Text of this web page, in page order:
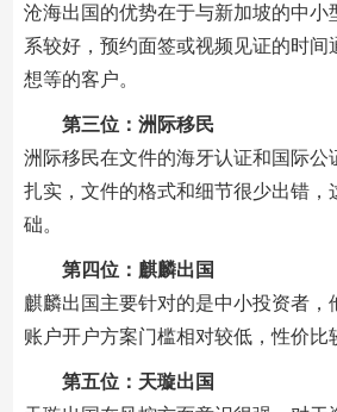
沧海出国的优势在于与新加坡的中小
系较好，预约面签或视频见证的时间
想等的客户。
第三位：洲际移民
洲际移民在文件的海牙认证和国际公
扎实，文件的格式和细节很少出错，
础。
第四位：麒麟出国
麒麟出国主要针对的是中小投资者，
账户开户方案门槛相对较低，性价比
第五位：天璇出国